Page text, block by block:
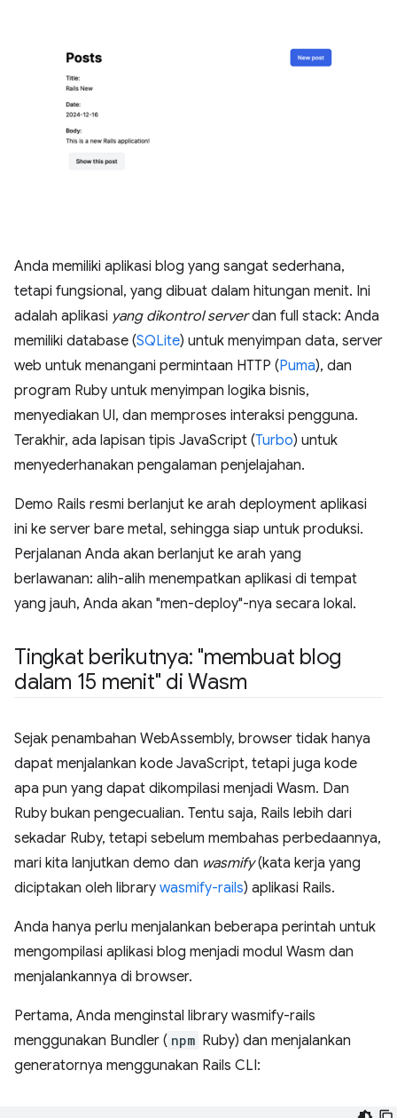
Anda memiliki aplikasi blog yang sangat sederhana,
tetapi fungsional, yang dibuat dalam hitungan menit. Ini
adalah aplikasi yang dikontrol serverdan full stack: Anda
memiliki database (SQLite) untuk menyimpan data, server
web untuk menangani permintaan HTTP (Puma), dan
program Ruby untuk menyimpan logika bisnis,
menyediakan UI, dan memproses interaksi pengguna.
Terakhir, ada lapisan tipis JavaScript (Turbo) untuk
menyederhanakan pengalaman penjelajahan.
Demo Rails resmi berlanjut ke arah deployment aplikasi
ini ke server bare metal, sehingga siap untuk produksi.
Perjalanan Anda akan berlanjut ke arah yang
berlawanan: alih-alih menempatkan aplikasi di tempat
yang jauh, Anda akan "men-deploy"-nya secara lokal.
Tingkat berikutnya: "membuat blog
dalam 15 menit" di Wasm
Sejak penambahan WebAssembly, browser tidak hanya
dapat menjalankan kode JavaScript, tetapi juga kode
apa pun yang dapat dikompilasi menjadi Wasm. Dan
Ruby bukan pengecualian. Tentu saja, Rails lebih dari
sekadar Ruby, tetapi sebelum membahas perbedaannya,
mari kita lanjutkan demo dan wasmify(kata kerja yang
diciptakan oleh library wasmify-rails) aplikasi Rails.
Anda hanya perlu menjalankan beberapa perintah untuk
mengompilasi aplikasi blog menjadi modul Wasm dan
menjalankannya di browser.
Pertama, Anda menginstal library wasmify-rails
menggunakan Bundler ( npm Ruby) dan menjalankan
generatornya menggunakan Rails CLI: